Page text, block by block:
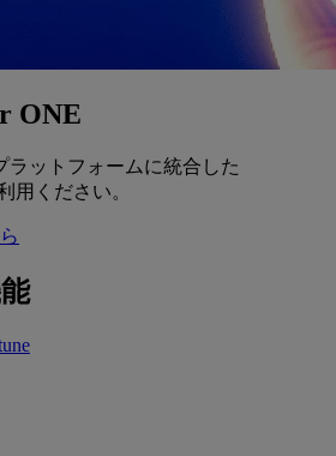
ONE
ラットフォームに統合した
用ください。